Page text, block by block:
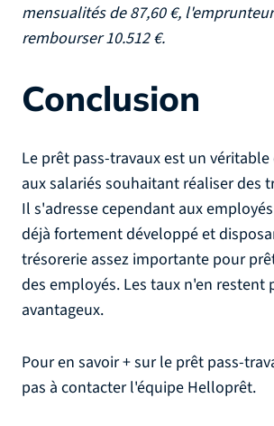
mensualités de 87,60 €,
rembourser 10.512 €.
Conclusion
Le prêt pass-travaux est un
aux salariés souhaitant réaliser des
Il s'adresse cependant aux
déjà fortement développé et
trésorerie assez importante pour
des employés. Les taux n'en restent
avantageux.
Pour en savoir + sur le prêt pass-
pas à contacter l'équipe Helloprêt.